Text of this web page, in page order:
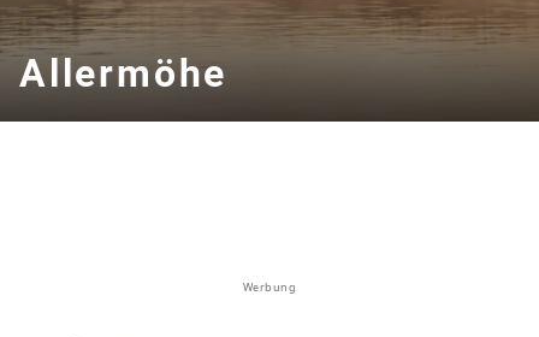
Allermöhe
Werbung